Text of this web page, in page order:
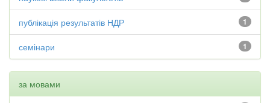
1
публікація результатів НДР
1
семінари
за мовами